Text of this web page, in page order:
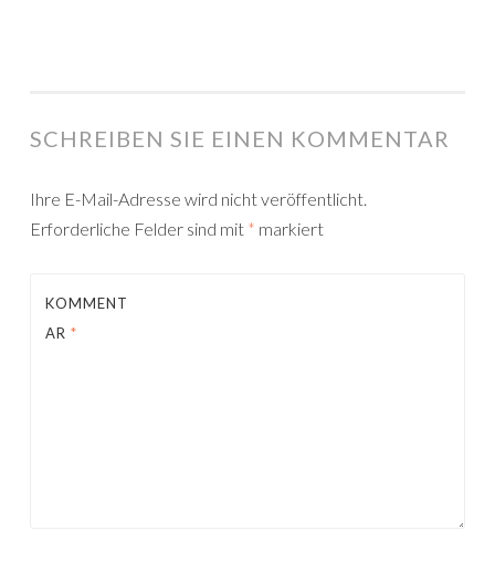
SCHREIBEN SIE EINEN KOMMENTAR
Ihre E-Mail-Adresse wird nicht veröffentlicht.
Erforderliche Felder sind mit * markiert
KOMMENT
AR *